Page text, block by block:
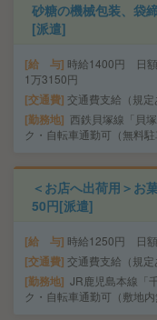
砂糖の機械包装、袋
[派遣]
給 与 時給1400円 日
1万3150円
交通費 交通費支給（規定
勤務地 西鉄貝塚線「貝
ク・自転車通勤可（無料
＜お店へ出荷用＞お
50円[派遣]
給 与 時給1250円 日
交通費 交通費支給（規定
勤務地 JR鹿児島本線
ク・自転車通勤可（敷地内